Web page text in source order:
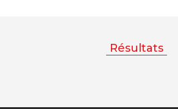
Résultats